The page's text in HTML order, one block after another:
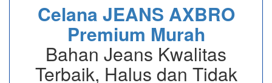
Celana JEANS AXBRO
Premium Murah
Bahan Jeans Kwalitas
Terbaik, Halus dan Tidak